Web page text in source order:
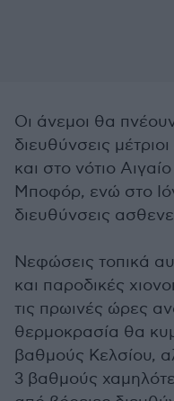
Οι άνεμοι θα
διευθύνσεις
και στο νότιο
Μποφόρ, ενώ στο
διευθύνσεις
Νεφώσεις τοπικά
και παροδικές
τις πρωινές ώρες
θερμοκρασία θα
βαθμούς Κελσίου,
3 βαθμούς